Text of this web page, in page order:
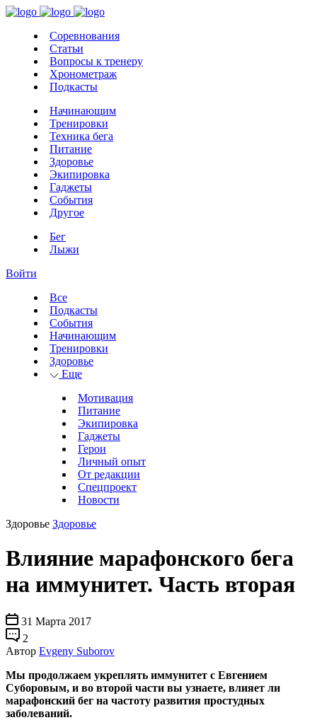
Соревнования
Статьи
Вопросы к тренеру
Хронометраж
Подкасты
Начинающим
Тренировки
Техника бега
Питание
Здоровье
Экипировка
Гаджеты
События
Другое
Бег
Лыжи
Войти
Все
Подкасты
События
Начинающим
Тренировки
Здоровье
Еще
Мотивация
Питание
Экипировка
Гаджеты
Герои
Личный опыт
От редакции
Спецпроект
Новости
Здоровье Здоровье
Влияние марафонского бега
на иммунитет. Часть вторая
31 Марта 2017
2
Автор Evgeny Suborov
Мы продолжаем укреплять иммунитет с Евгением
Суборовым, и во второй части вы узнаете, влияет ли
марафонский бег на частоту развития простудных
заболеваний.